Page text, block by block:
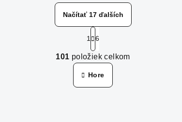
O
v
l
á
Načítať 17 ďalších
S
t
r
á
n
k
1 6
101 položiek celkom
Hore